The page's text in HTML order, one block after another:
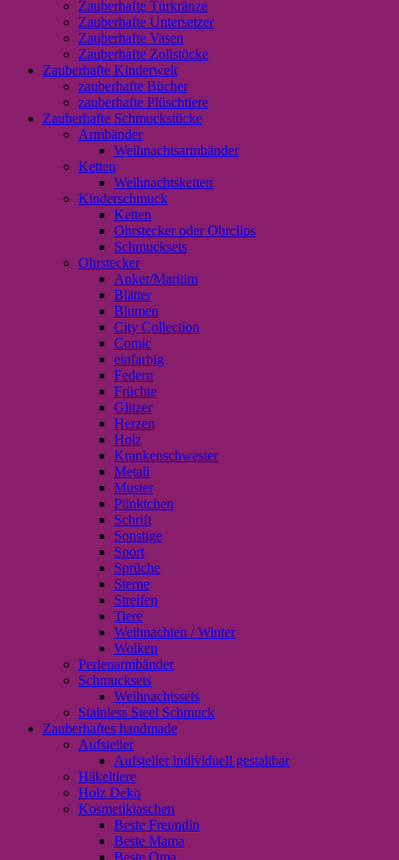
Zauberhafte Türkränze
Zauberhafte Untersetzer
Zauberhafte Vasen
Zauberhafte Zollstöcke
Zauberhafte Kinderwelt
zauberhafte Bücher
zauberhafte Plüschtiere
Zauberhafte Schmuckstücke
Armbänder
Weihnachtsarmbänder
Ketten
Weihnachtsketten
Kinderschmuck
Ketten
Ohrstecker oder Ohrclips
Schmucksets
Ohrstecker
Anker/Maritim
Blätter
Blumen
City Collection
Comic
einfarbig
Federn
Früchte
Glitzer
Herzen
Holz
Krankenschwester
Metall
Muster
Pünktchen
Schrift
Sonstige
Sport
Sprüche
Sterne
Streifen
Tiere
Weihnachten / Winter
Wolken
Perlenarmbänder
Schmucksets
Weihnachtssets
Stainless Steel Schmuck
Zauberhaftes handmade
Aufsteller
Aufsteller individuell gestaltbar
Häkeltiere
Holz Deko
Kosmetiktaschen
Beste Freundin
Beste Mama
Beste Oma